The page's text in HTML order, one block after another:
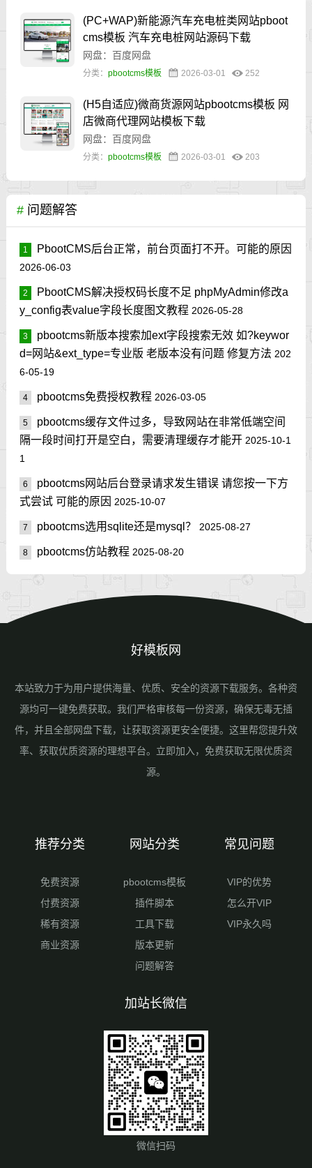
(PC+WAP)新能源汽车充电桩类网站pboot
cms模板 汽车充电桩网站源码下载
网盘：百度网盘
分类： pbootcms模板 2026-03-01 252
(H5自适应)微商货源网站pbootcms模板 网
店微商代理网站模板下载
网盘：百度网盘
分类： pbootcms模板 2026-03-01 203
# 问题解答
1 PbootCMS后台正常，前台页面打不开。可能的原因
2026-06-03
2
PbootCMS解决授权码长度不足 phpMyAdmin修改a
y_config表value字段长度图文教程 2026-05-28
3
pbootcms新版本搜索加ext字段搜索无效 如?keywor
d=网站&ext_type=专业版 老版本没有问题 修复方法 202
6-05-19
4 pbootcms免费授权教程 2026-03-05
5
pbootcms缓存文件过多，导致网站在非常低端空间
隔一段时间打开是空白，需要清理缓存才能开 2025-10-1
1
6
pbootcms网站后台登录请求发生错误 请您按一下方
式尝试 可能的原因 2025-10-07
7 pbootcms选用sqlite还是mysql？ 2025-08-27
8 pbootcms仿站教程 2025-08-20
好模板网
本站致力于为用户提供海量、优质、安全的资源下载服务。各种资
源均可一键免费获取。我们严格审核每一份资源，确保无毒无插
件，并且全部网盘下载，让获取资源更安全便捷。这里帮您提升效
率、获取优质资源的理想平台。立即加入，免费获取无限优质资
源。
推荐分类
免费资源
付费资源
稀有资源
商业资源
网站分类
pbootcms模板
插件脚本
工具下载
版本更新
问题解答
常见问题
VIP的优势
怎么开VIP
VIP永久吗
加站长微信
微信扫码